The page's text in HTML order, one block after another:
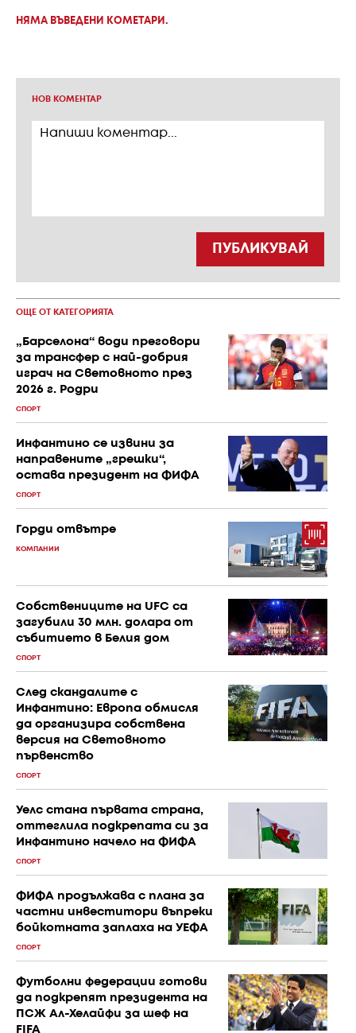
НЯМА ВЪВЕДЕНИ КОМЕТАРИ.
НОВ КОМЕНТАР
ПУБЛИКУВАЙ
ОЩЕ ОТ КАТЕГОРИЯТА
„Барселона“ води преговори
за трансфер с най-добрия
играч на Световното през
2026 г. Родри
СПОРТ
Инфантино се извини за
направените „грешки“,
остава президент на ФИФА
СПОРТ
Горди отвътре
КОМПАНИИ
Собствениците на UFC са
загубили 30 млн. долара от
събитието в Белия дом
СПОРТ
След скандалите с
Инфантино: Европа обмисля
да организира собствена
версия на Световното
първенство
СПОРТ
Уелс стана първата страна,
оттеглила подкрепата си за
Инфантино начело на ФИФА
СПОРТ
ФИФА продължава с плана за
частни инвеститори въпреки
бойкотната заплаха на УЕФА
СПОРТ
Футболни федерации готови
да подкрепят президента на
ПСЖ Ал-Хелайфи за шеф на
FIFA